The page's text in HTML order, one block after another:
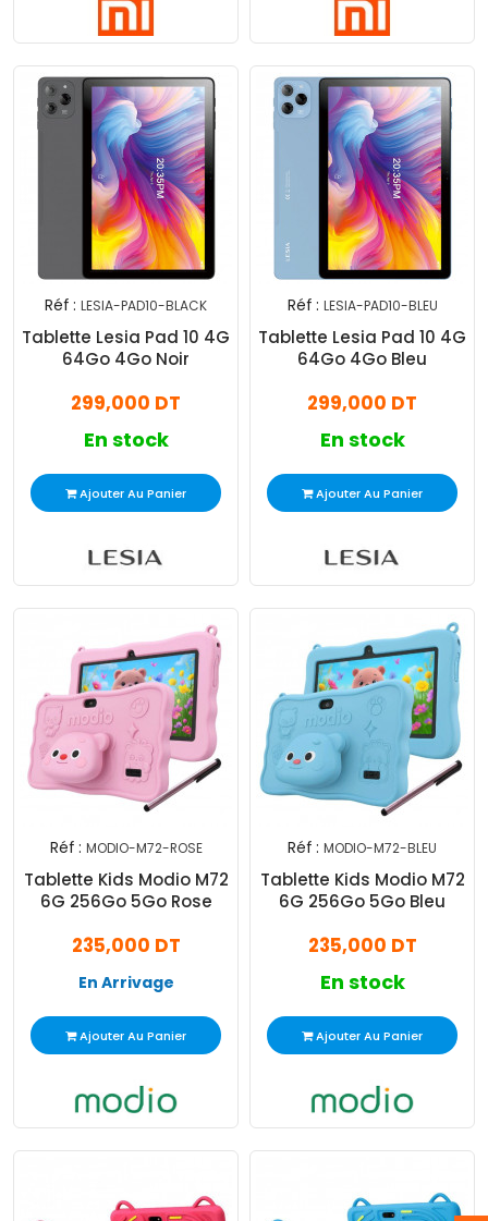
Réf : LESIA-PAD10-BLACK
Tablette Lesia Pad 10 4G
64Go 4Go Noir
299,000 DT
En stock
Ajouter Au Panier
Réf : LESIA-PAD10-BLEU
Tablette Lesia Pad 10 4G
64Go 4Go Bleu
299,000 DT
En stock
Ajouter Au Panier
Réf : MODIO-M72-ROSE
Tablette Kids Modio M72
6G 256Go 5Go Rose
235,000 DT
En Arrivage
Ajouter Au Panier
Réf : MODIO-M72-BLEU
Tablette Kids Modio M72
6G 256Go 5Go Bleu
235,000 DT
En stock
Ajouter Au Panier